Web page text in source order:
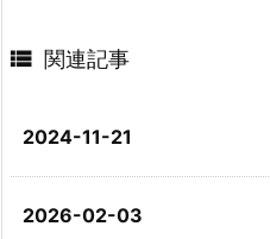
 関連記事
2024-11-21
2026-02-03